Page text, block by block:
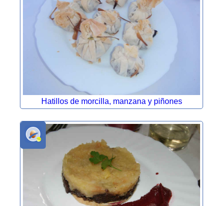
Hatillos de morcilla, manzana y piñones